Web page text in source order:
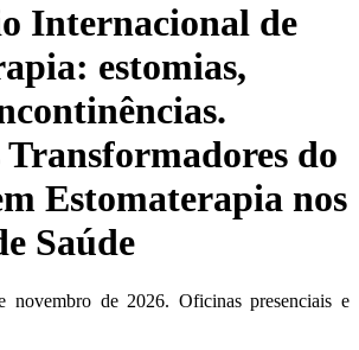
Internacional de
estomias,
do
Estomaterapia nos
Saúde
novembro de 2026. Oficinas presenciais e